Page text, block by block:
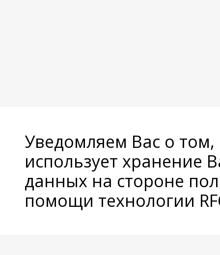
Уведомляем Вас о
использует хранение
данных на стороне
помощи технологии